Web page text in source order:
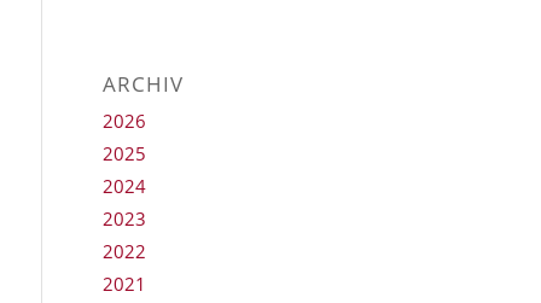
ARCHIV
2026
2025
2024
2023
2022
2021